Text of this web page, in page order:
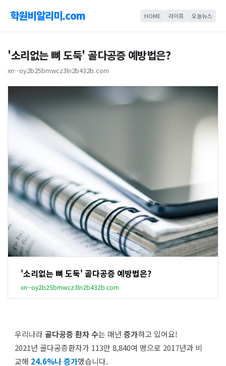
학원비알리미.com HOME 라이프 오늘뉴스
'소리없는 뼈 도둑' 골다공증 예방법은?
xn--oy2b25bmwcz3ln2b432b.com
'소리없는 뼈 도둑' 골다공증 예방법은?
xn--oy2b25bmwcz3ln2b432b.com
우리나라골다공증 환자 수는 매년 증가하고 있어요!
2021년 골다공증환자가 113만 8,840여 명으로 2017년과 비
교해 24.6%나 증가했습니다.